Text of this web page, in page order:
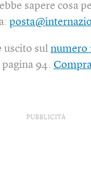
sapere cosa
uscito sul numero
94.
PUBBLICITÀ